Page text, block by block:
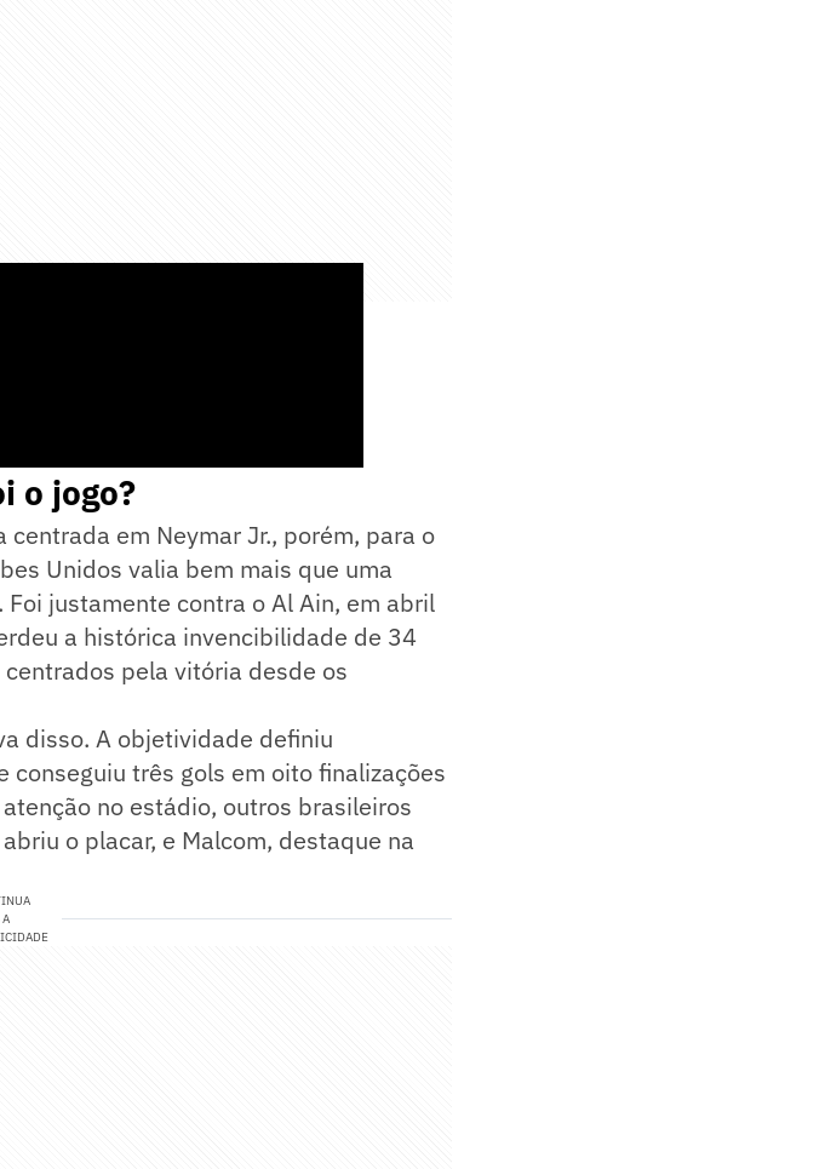
o jogo?
em Neymar Jr., porém, para o
Unidos valia bem mais que uma
justamente contra o Al Ain, em abril
a histórica invencibilidade de 34
pela vitória desde os
disso. A objetividade definiu
três gols em oito finalizações
no estádio, outros brasileiros
o placar, e Malcom, destaque na
A